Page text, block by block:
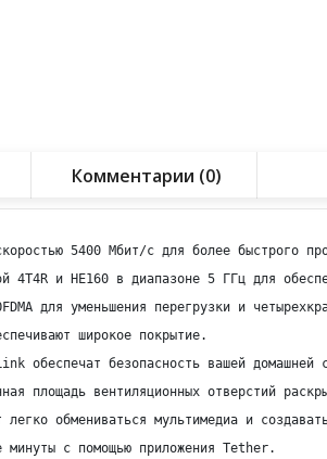
Комментарии (0)
5400 Мбит/с для более быстрого
4T4R и HE160 в диапазоне 5 ГГц для
для уменьшения перегрузки и
широкое покрытие.
обеспечат безопасность вашей
площадь вентиляционных отверстий
обмениваться мультимедиа и
минуты с помощью приложения Tether.